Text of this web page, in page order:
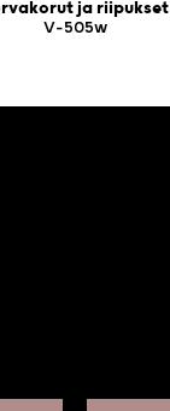
ja riipukset
V-505w